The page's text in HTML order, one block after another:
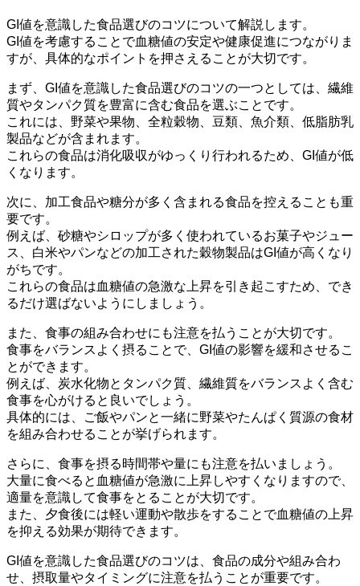
GI値を意識した食品選びのコツについて解説します。
GI値を考慮することで血糖値の安定や健康促進につながりま
すが、具体的なポイントを押さえることが大切です。
まず、GI値を意識した食品選びのコツの一つとしては、 繊維
質やタンパク質を豊富に含む食品を選ぶことです。
これには、野菜や果物、全粒穀物、豆類、魚介類、低脂肪乳
製品などが含まれます。
これらの食品は消化吸収がゆっくり行われるため、GI値が低
くなります。
次に、 加工食品や糖分が多く含まれる食品を控えることも重
要です。
例えば、砂糖やシロップが多く使われているお菓子やジュー
ス、白米やパンなどの加工された穀物製品はGI値が高くなり
がちです。
これらの食品は血糖値の急激な上昇を引き起こすため、でき
るだけ選ばないようにしましょう。
また、 食事の組み合わせにも注意を払うことが大切です。
食事をバランスよく摂ることで、GI値の影響を緩和させるこ
とができます。
例えば、炭水化物とタンパク質、繊維質をバランスよく含む
食事を心がけると良いでしょう。
具体的には、ご飯やパンと一緒に野菜やたんぱく質源の食材
を組み合わせることが挙げられます。
さらに、 食事を摂る時間帯や量にも注意を払いましょう。
大量に食べると血糖値が急激に上昇しやすくなりますので、
適量を意識して食事をとることが大切です。
また、夕食後には軽い運動や散歩をすることで血糖値の上昇
を抑える効果が期待できます。
GI値を意識した食品選びのコツは、食品の成分や組み合わ
せ、摂取量やタイミングに注意を払うことが重要です。